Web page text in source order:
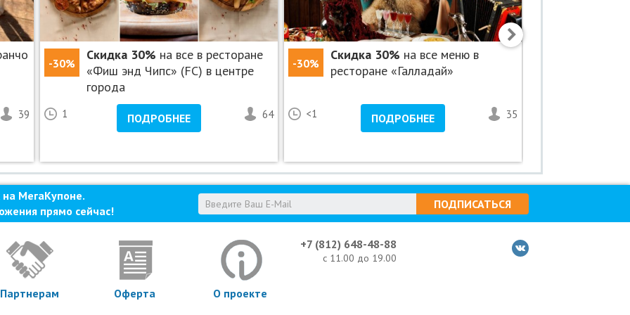
со специалистом.
человека.
скидками и спецпредложениями.
ИП Айрапетян Алексей Львович, ОГРНИП
39
-30%
Скидка 30% на все в ресторане
«Фиш энд Чипс» (FC) в центре
города
1 ПОДРОБНЕЕ 64
-30%
Скидка 30% на все меню в
ресторане «Галладай»
<1 ПОДРОБНЕЕ 35
МегаКупоне.
прямо сейчас!
ПОДПИСАТЬСЯ
+7 (812) 648-48-88
с 11.00 до 19.00
Партнерам Оферта О проекте